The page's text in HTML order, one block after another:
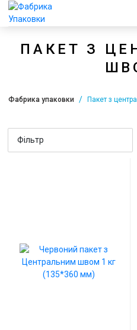
Контакти
ПАКЕТ З
Фабрика упаковки Пакет з
Фільтр